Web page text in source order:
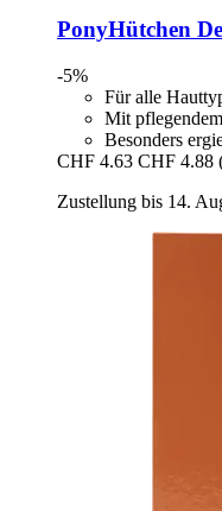
PonyHütchen
-5%
Für alle
Mit
Besonders
CHF 4.63 CHF 4.88
Zustellung bis 14.